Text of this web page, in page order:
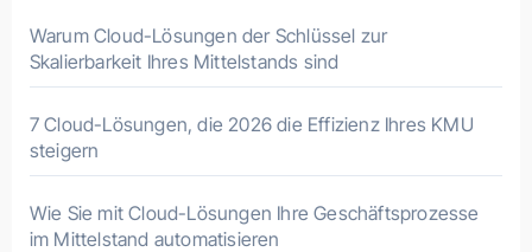
Warum Cloud-Lösungen der Schlüssel zur
Skalierbarkeit Ihres Mittelstands sind
7 Cloud-Lösungen, die 2026 die Effizienz Ihres KMU
steigern
Wie Sie mit Cloud-Lösungen Ihre Geschäftsprozesse
im Mittelstand automatisieren